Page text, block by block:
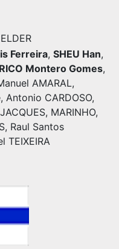
Ferreira, SHEU Han,
Montero Gomes,
AMARAL,
, Antonio CARDOSO,
JACQUES, MARINHO,
, Raul Santos
TEIXEIRA